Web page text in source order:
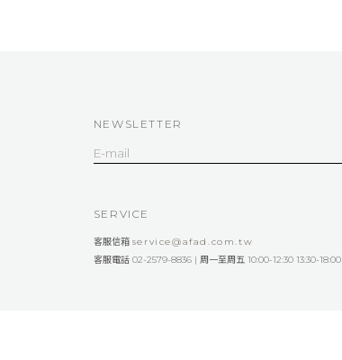
NEWSLETTER
SERVICE
客服信箱 service@afad.com.tw
客服電話 02-2579-8836 | 周一至周五 10:00-12:30 13:30-18:00